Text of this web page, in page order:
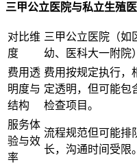
三甲公立医院与私立生殖
对比维
度
三甲公立医院（如
幼、医科大一附院）
费用透
明度与
结构
费用按规定执行，
定透明，但可能包
检查项目。
服务体
验与效
率
流程规范但可能排
长，沟通时间受限。